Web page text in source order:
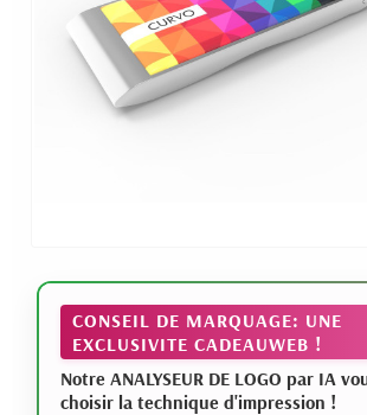
CONSEIL DE MARQUAGE: UNE
EXCLUSIVITE CADEAUWEB !
Notre ANALYSEUR DE LOGO par IA
choisir la technique d'impression !